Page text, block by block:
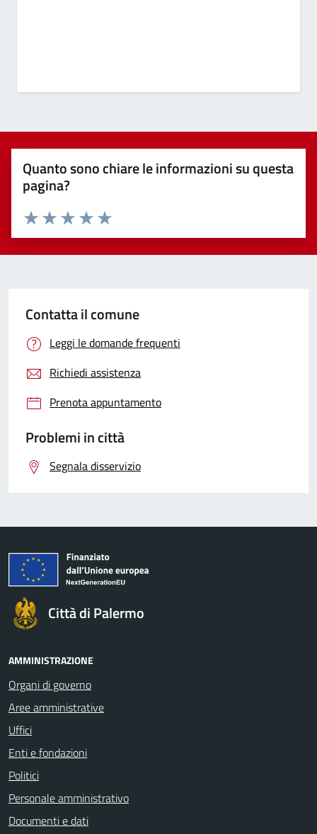
Quanto sono chiare le informazioni su questa
pagina?
Valuta 5 stelle su 5
Valuta 4 stelle su 5
Valuta 3 stelle su 5
Valuta 2 stelle su 5
Valuta 1 stelle su 5
Contatta il comune
Leggi le domande frequenti
Richiedi assistenza
Prenota appuntamento
Problemi in città
Segnala disservizio
Città di Palermo
AMMINISTRAZIONE
Organi di governo
Aree amministrative
Uffici
Enti e fondazioni
Politici
Personale amministrativo
Documenti e dati